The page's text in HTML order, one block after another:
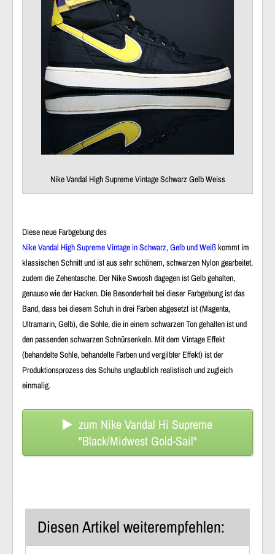
Nike Vandal High Supreme Vintage Schwarz Gelb Weiss
Diese neue Farbgebung des
Nike Vandal High Supreme Vintage in Schwarz, Gelb und Weißkommt im
klassischen Schnitt und ist aus sehr schönem, schwarzen Nylon gearbeitet,
zudem die Zehentasche. Der Nike Swoosh dagegen ist Gelb gehalten,
genauso wie der Hacken. Die Besonderheit bei dieser Farbgebung ist das
Band, dass bei diesem Schuh in drei Farben abgesetzt ist (Magenta,
Ultramarin, Gelb), die Sohle, die in einem schwarzen Ton gehalten ist und
den passenden schwarzen Schnürsenkeln. Mit dem Vintage Effekt
(behandelte Sohle, behandelte Farben und vergilbter Effekt) ist der
Produktionsprozess des Schuhs unglaublich realistisch und zugleich
einmalig.
zum Nike Vandal Hi Supreme
"Black/Midwest Gold-Sail"
Diesen Artikel weiterempfehlen: